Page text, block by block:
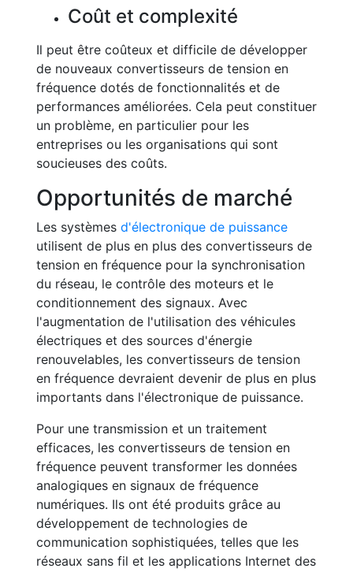
Coût et complexité
Il peut être coûteux et difficile de développer
de nouveaux convertisseurs de tension en
fréquence dotés de fonctionnalités et de
performances améliorées. Cela peut constituer
un problème, en particulier pour les
entreprises ou les organisations qui sont
soucieuses des coûts.
Opportunités de marché
Les systèmes d'électronique de puissance
utilisent de plus en plus des convertisseurs de
tension en fréquence pour la synchronisation
du réseau, le contrôle des moteurs et le
conditionnement des signaux. Avec
l'augmentation de l'utilisation des véhicules
électriques et des sources d'énergie
renouvelables, les convertisseurs de tension
en fréquence devraient devenir de plus en plus
importants dans l'électronique de puissance.
Pour une transmission et un traitement
efficaces, les convertisseurs de tension en
fréquence peuvent transformer les données
analogiques en signaux de fréquence
numériques. Ils ont été produits grâce au
développement de technologies de
communication sophistiquées, telles que les
réseaux sans fil et les applications Internet des